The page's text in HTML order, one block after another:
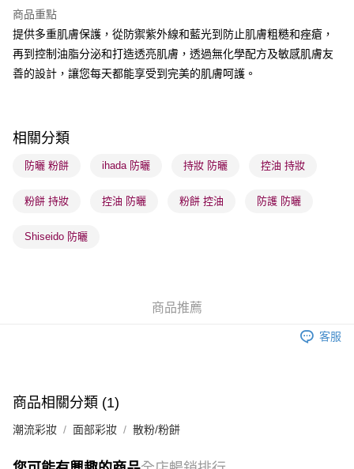
BoC Pay
送貨方式
順豐自助櫃 - 確認發貨後1-3個工作天送達
順豐站及營業點 - 確認發貨後1-3個工作天送達
物流公司進行物流配送
澳門地區配送 - 確認發貨後1-4個工作天送達
商品重點
提供多重肌膚保護，從防禦紫外線和藍光到防止肌膚粗糙和痤瘡，
再到控制油脂分泌和打造透亮肌膚，透過無化學配方及敏感肌膚友
善的設計，讓您每天都能享受到完美的肌膚呵護。
相關分類
防曬 粉餅 ihada 防曬 持妝 防曬 控油 持妝
粉餅 持妝 控油 防曬 粉餅 控油 防護 防曬
Shiseido 防曬
商品推薦
客服
商品相關分類 (1)
潮流彩妝 面部彩妝 散粉/粉餅